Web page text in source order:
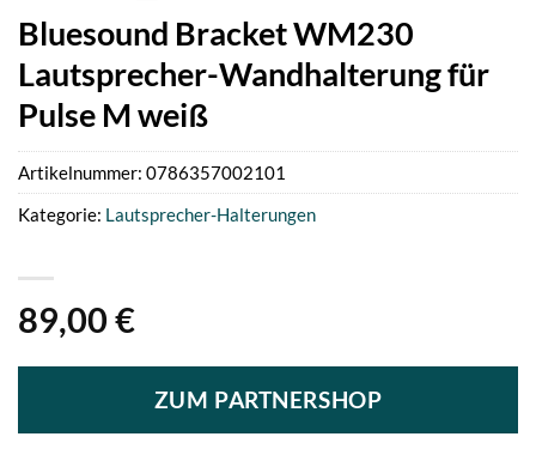
Bluesound Bracket WM230
Lautsprecher-Wandhalterung für
Pulse M weiß
89,00 €
ZUM PARTNERSHOP
Artikelnummer: 0786357002101
Kategorie: Lautsprecher-Halterungen